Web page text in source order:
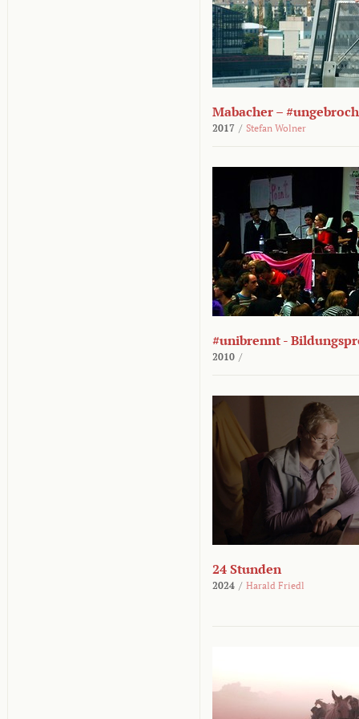
Mabacher –
2017 / Stefan Wolner
#unibrennt -
2010 /
24 Stunden
2024 / Harald Friedl